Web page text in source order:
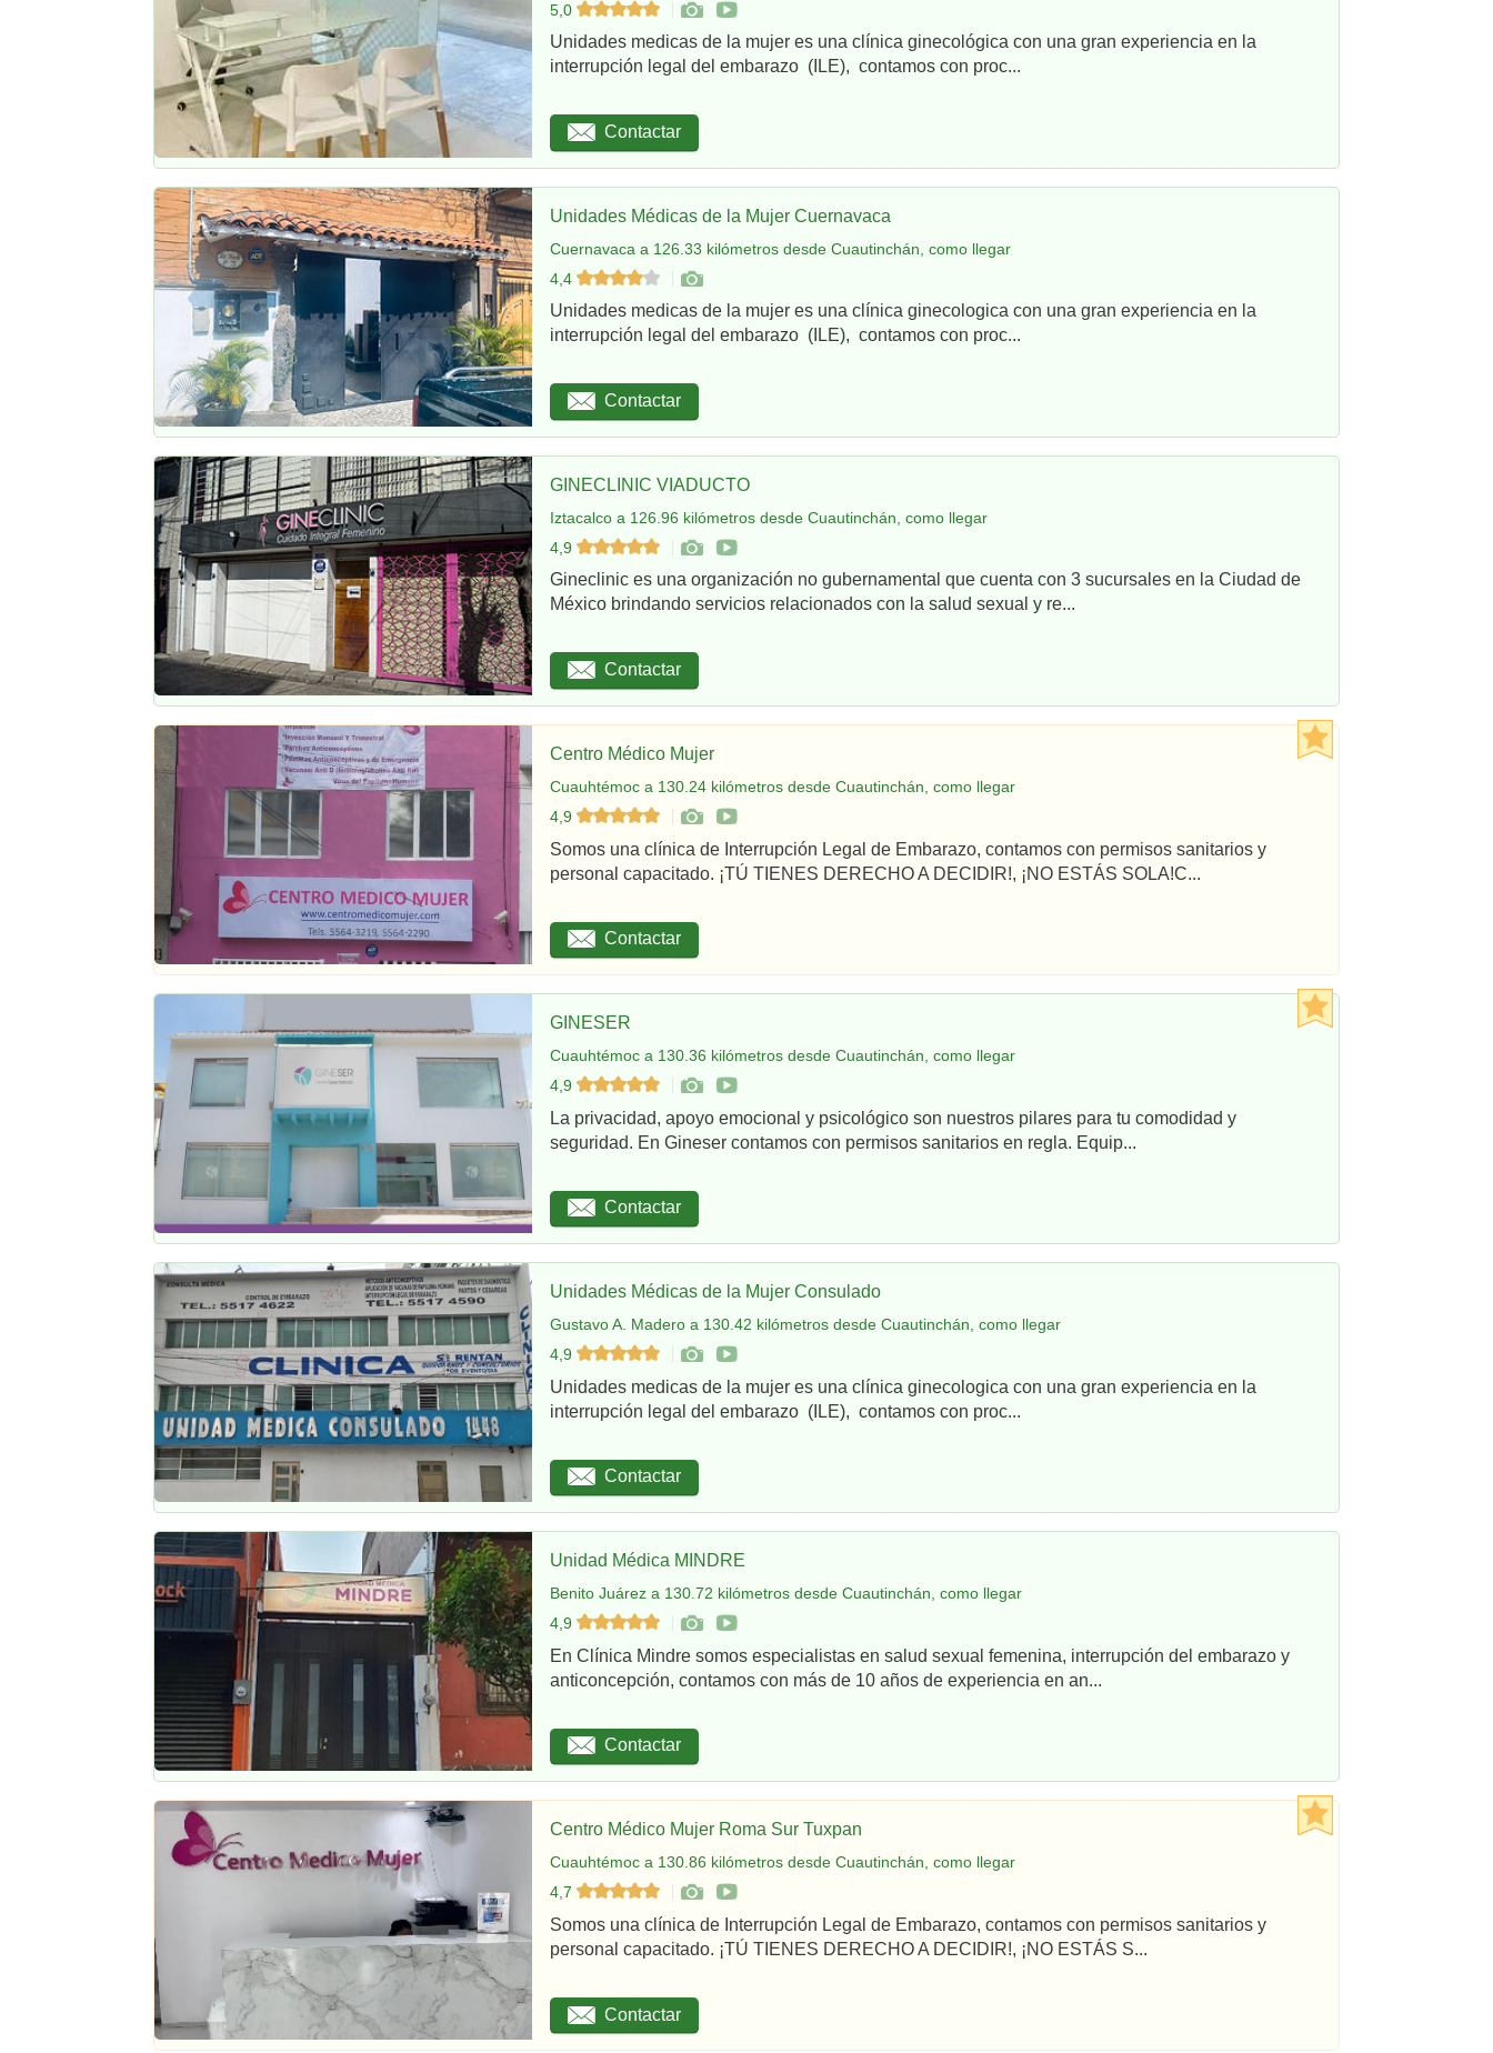
5,0
Unidades medicas de la mujer es una clínica ginecológica con una gran experiencia en la
interrupción legal del embarazo (ILE), contamos con proc...
Contactar
Unidades Médicas de la Mujer Cuernavaca
Cuernavaca a 126.33 kilómetros desde Cuautinchán, como llegar
4,4
Unidades medicas de la mujer es una clínica ginecologica con una gran experiencia en la
interrupción legal del embarazo (ILE), contamos con proc...
Contactar
GINECLINIC VIADUCTO
Iztacalco a 126.96 kilómetros desde Cuautinchán, como llegar
4,9
Gineclinic es una organización no gubernamental que cuenta con 3 sucursales en la Ciudad de
México brindando servicios relacionados con la salud sexual y re...
Contactar
Centro Médico Mujer
Cuauhtémoc a 130.24 kilómetros desde Cuautinchán, como llegar
4,9
Somos una clínica de Interrupción Legal de Embarazo, contamos con permisos sanitarios y
personal capacitado. ¡TÚ TIENES DERECHO A DECIDIR!, ¡NO ESTÁS SOLA!C...
Contactar
GINESER
Cuauhtémoc a 130.36 kilómetros desde Cuautinchán, como llegar
4,9
La privacidad, apoyo emocional y psicológico son nuestros pilares para tu comodidad y
seguridad. En Gineser contamos con permisos sanitarios en regla. Equip...
Contactar
Unidades Médicas de la Mujer Consulado
Gustavo A. Madero a 130.42 kilómetros desde Cuautinchán, como llegar
4,9
Unidades medicas de la mujer es una clínica ginecologica con una gran experiencia en la
interrupción legal del embarazo (ILE), contamos con proc...
Contactar
Unidad Médica MINDRE
Benito Juárez a 130.72 kilómetros desde Cuautinchán, como llegar
4,9
En Clínica Mindre somos especialistas en salud sexual femenina, interrupción del embarazo y
anticoncepción, contamos con más de 10 años de experiencia en an...
Contactar
Centro Médico Mujer Roma Sur Tuxpan
Cuauhtémoc a 130.86 kilómetros desde Cuautinchán, como llegar
4,7
Somos una clínica de Interrupción Legal de Embarazo, contamos con permisos sanitarios y
personal capacitado. ¡TÚ TIENES DERECHO A DECIDIR!, ¡NO ESTÁS S...
Contactar